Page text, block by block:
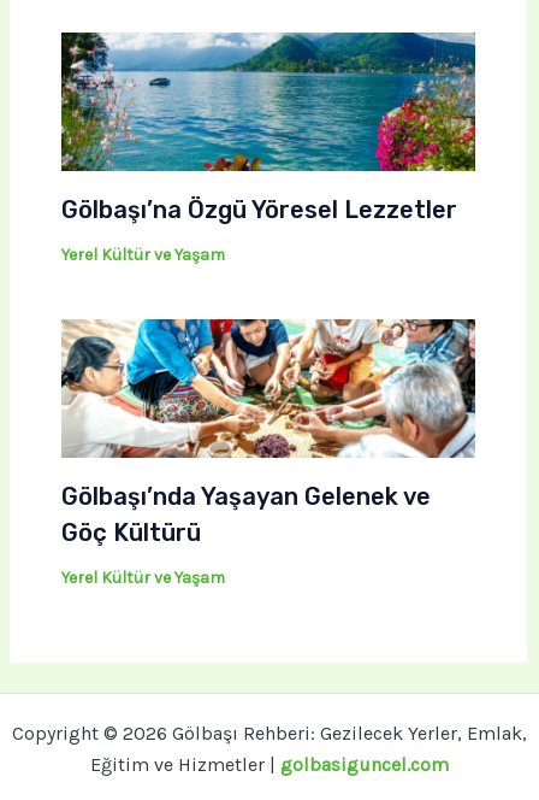
Gölbaşı’na Özgü Yöresel Lezzetler
Yerel Kültür ve Yaşam
Gölbaşı’nda Yaşayan Gelenek ve
Göç Kültürü
Yerel Kültür ve Yaşam
Copyright © 2026 Gölbaşı Rehberi: Gezilecek Yerler, Emlak,
Eğitim ve Hizmetler | golbasiguncel.com